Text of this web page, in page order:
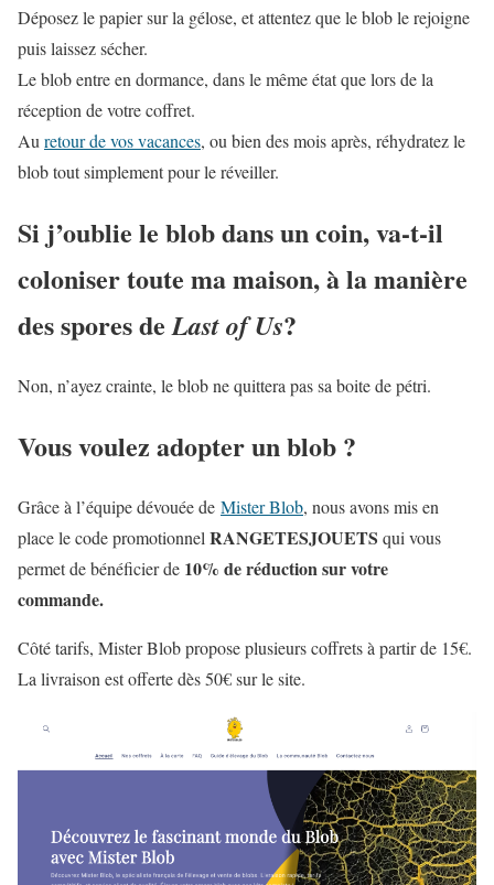
Déposez le papier sur la gélose, et attentez que le blob le rejoigne
puis laissez sécher.
Le blob entre en dormance, dans le même état que lors de la
réception de votre coffret.
Auretour de vos vacances, ou bien des mois après, réhydratez le
blob tout simplement pour le réveiller.
Si j’oublie le blob dans un coin, va-t-il
coloniser toute ma maison, à la manière
des spores deLast of Us?
Non, n’ayez crainte, le blob ne quittera pas sa boite de pétri.
Vous voulez adopter un blob ?
Grâce à l’équipe dévouée de Mister Blob, nous avons mis en
place le code promotionnel RANGETESJOUETS qui vous
permet de bénéficier de 10% de réduction sur votre
commande.
Côté tarifs, Mister Blob propose plusieurs coffrets à partir de 15€.
La livraison est offerte dès 50€ sur le site.